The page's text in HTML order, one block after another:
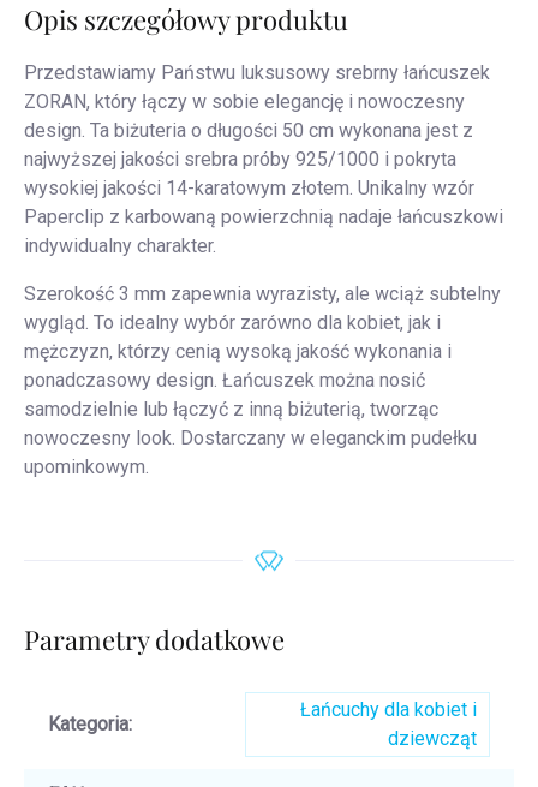
Opis szczegółowy produktu
Przedstawiamy Państwu luksusowy srebrny łańcuszek
ZORAN, który łączy w sobie elegancję i nowoczesny
design. Ta biżuteria o długości 50 cm wykonana jest z
najwyższej jakości srebra próby 925/1000 i pokryta
wysokiej jakości 14-karatowym złotem. Unikalny wzór
Paperclip z karbowaną powierzchnią nadaje łańcuszkowi
indywidualny charakter.
Szerokość 3 mm zapewnia wyrazisty, ale wciąż subtelny
wygląd. To idealny wybór zarówno dla kobiet, jak i
mężczyzn, którzy cenią wysoką jakość wykonania i
ponadczasowy design. Łańcuszek można nosić
samodzielnie lub łączyć z inną biżuterią, tworząc
nowoczesny look. Dostarczany w eleganckim pudełku
upominkowym.
Parametry dodatkowe
Kategoria:
Łańcuchy dla kobiet i
dziewcząt